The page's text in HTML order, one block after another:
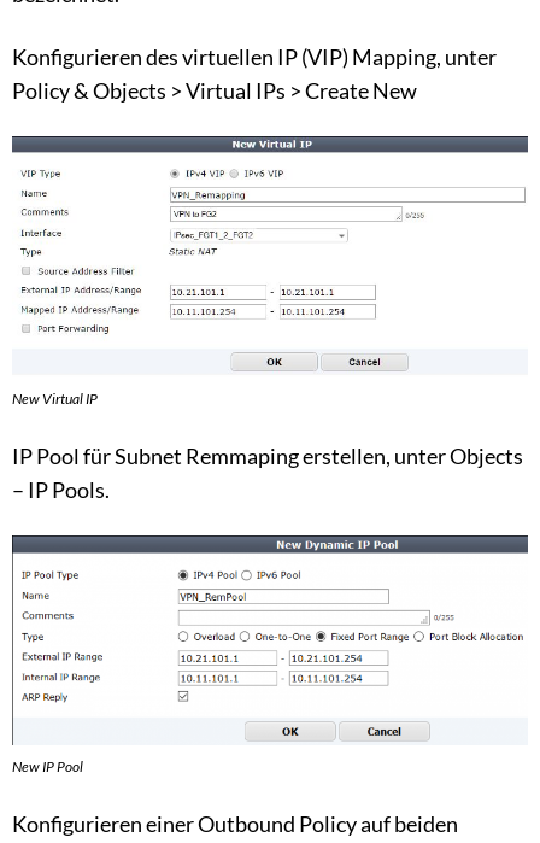
Konfigurieren des virtuellen IP (VIP) Mapping, unter
Policy & Objects > Virtual IPs > Create New
New Virtual IP
IP Pool für Subnet Remmaping erstellen, unter Objects
– IP Pools.
New IP Pool
Konfigurieren einer Outbound Policy auf beiden